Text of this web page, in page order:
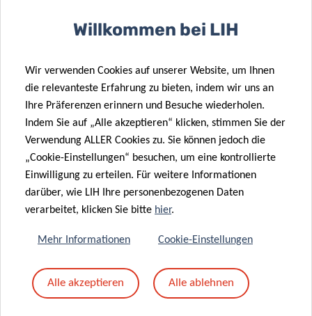
12:00pm – 13:30pm
prior registration. To secure your spot, kindly
send an email to
epican@lih.lu
EPIDEMIOLOGY &
Willkommen bei LIH
Wir verwenden Cookies auf unserer Website, um Ihnen
die relevanteste Erfahrung zu bieten, indem wir uns an
Ihre Präferenzen erinnern und Besuche wiederholen.
Indem Sie auf „Alle akzeptieren“ klicken, stimmen Sie der
Verwendung ALLER Cookies zu. Sie können jedoch die
„Cookie-Einstellungen“ besuchen, um eine kontrollierte
Einwilligung zu erteilen. Für weitere Informationen
darüber, wie LIH Ihre personenbezogenen Daten
verarbeitet, klicken Sie bitte hier.
Mehr Informationen Cookie-Einstellungen
Alle akzeptieren Alle ablehnen